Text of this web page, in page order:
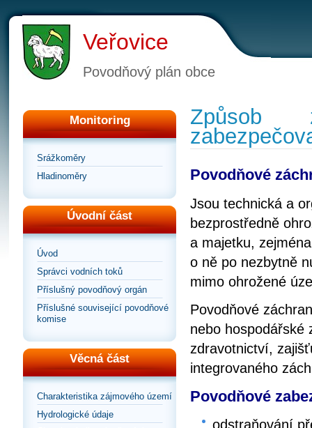
Veřovice
Povodňový plán obce
Monitoring
Srážkoměry
Hladinoměry
Úvodní část
Úvod
Správci vodních toků
Příslušný povodňový orgán
Příslušné související povodňové
komise
Věcná část
Charakteristika zájmového území
Hydrologické údaje
Způsob
Povodňové
Jsou technická a
bezprostředně
a majetku,
o ně po nezbytně
mimo ohrožené
Povodňové
nebo hospodářské
zdravotnictví,
integrovaného
Povodňové
odstraňování